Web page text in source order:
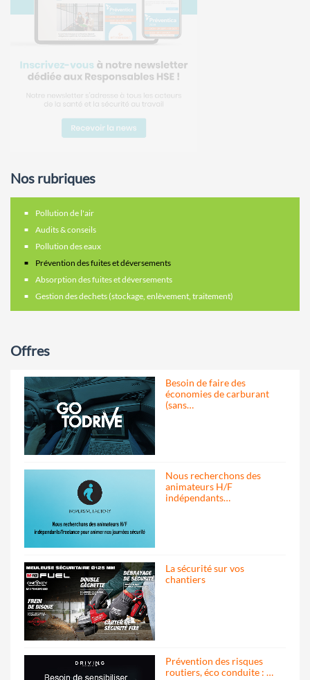
Nos rubriques
Pollution de l'air
Audits & conseils
Pollution des eaux
Prévention des fuites et déversements
Absorption des fuites et déversements
Gestion des dechets (stockage, enlèvement, traitement)
Offres
Besoin de faire des
économies de carburant
(sans…
Nous recherchons des
animateurs H/F
indépendants…
La sécurité sur vos
chantiers
Prévention des risques
routiers, éco conduite : …